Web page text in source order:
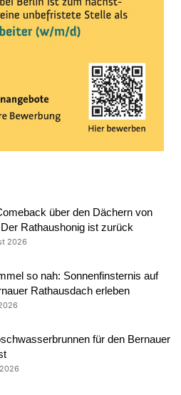
über den Dächern von
Rathaushonig ist zurück
2026
so nah: Sonnenfinsternis auf
Rathausdach erleben
für den Bernauer